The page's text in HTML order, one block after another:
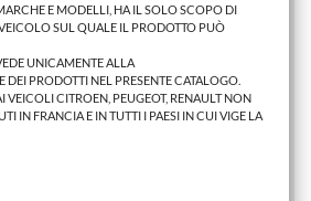
48,80 €
AL CARRELLO
E MODELLI, HA IL SOLO SCOPO DI
SUL QUALE IL PRODOTTO PUÒ
UNICAMENTE ALLA
PRODOTTI NEL PRESENTE CATALOGO.
VEICOLI CITROEN, PEUGEOT, RENAULT NON
IN FRANCIA E IN TUTTI I PAESI IN CUI VIGE LA